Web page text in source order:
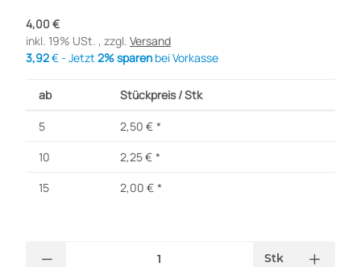
4,00 €
inkl. 19% USt. , zzgl. Versand
3,92€ - Jetzt 2% sparen bei Vorkasse
ab Stückpreis / Stk
5 2,50 € *
10
2,25 € *
15
2,00 € *
Stk